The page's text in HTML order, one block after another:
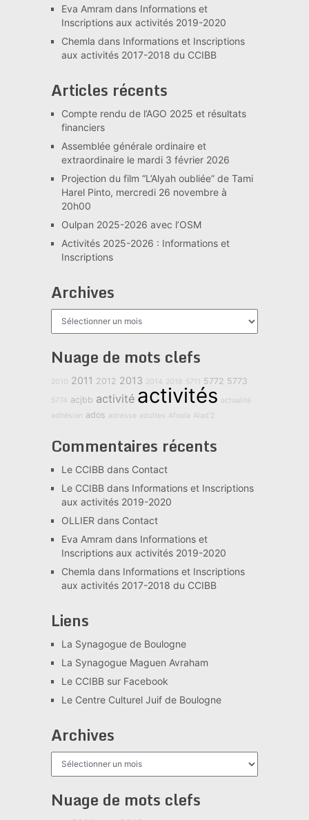
Eva Amram dans Informations et
Inscriptions aux activités 2019-2020
Chemla dans Informations et Inscriptions
aux activités 2017-2018 du CCIBB
Articles récents
Compte rendu de l’AGO 2025 et résultats
financiers
Assemblée générale ordinaire et
extraordinaire le mardi 3 février 2026
Projection du film “L’Alyah oubliée” de Tami
Harel Pinto, mercredi 26 novembre à
20h00
Oulpan 2025-2026 avec l’OSM
Activités 2025-2026 : Informations et
Inscriptions
Archives
Archives
Nuage de mots clefs
2010 2011 2012 2013 2014 2018 5711 5772 5773
5774 acjbb activité activités actualité
adhésion ados adresse adultes Afoula Alad'2
Commentaires récents
Le CCIBBdans Contact
Le CCIBBdans Informations et Inscriptions
aux activités 2019-2020
OLLIER dans Contact
Eva Amram dans Informations et
Inscriptions aux activités 2019-2020
Chemla dans Informations et Inscriptions
aux activités 2017-2018 du CCIBB
Liens
La Synagogue de Boulogne
La Synagogue Maguen Avraham
Le CCIBB sur Facebook
Le Centre Culturel Juif de Boulogne
Archives
Archives
Nuage de mots clefs